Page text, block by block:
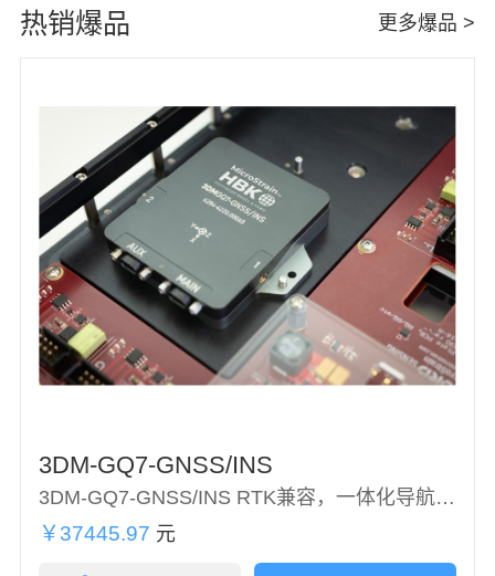
热销爆品 更多爆品 >
3DM-GQ7-GNSS/INS
3DM-GQ7-GNSS/INS RTK兼容，一体化导航解决方案
￥37445.97 元